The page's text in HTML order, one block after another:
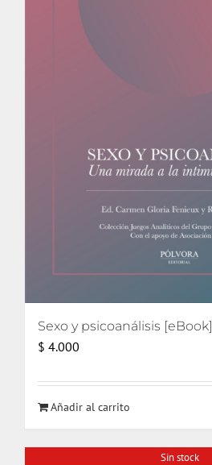
Sexo y psicoanálisis [eBook]
$ 4.000
Añadir al carrito
Sin stock